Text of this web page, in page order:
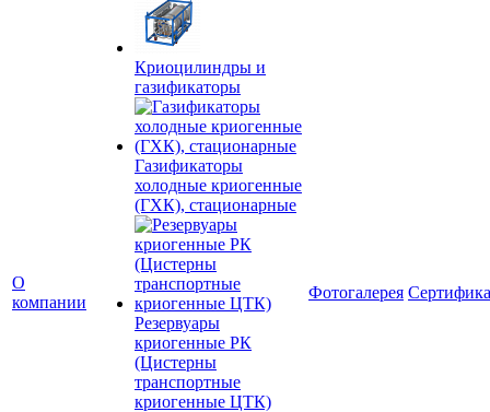
О
компании
Криоцилиндры и
газификаторы
Газификаторы
холодные криогенные
(ГХК), стационарные
Резервуары
криогенные РК
(Цистерны
транспортные
криогенные ЦТК)
Фотогалерея